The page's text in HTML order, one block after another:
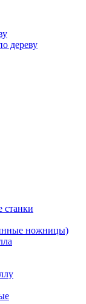
дереву
станки
ножницы)